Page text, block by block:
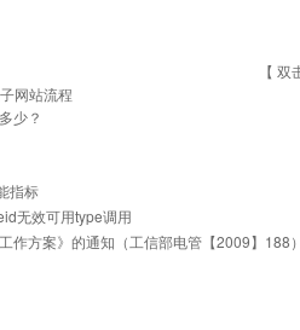
【
网站流程
少？
指标
无效可用type调用
作方案》的通知（工信部电管【2009】188）